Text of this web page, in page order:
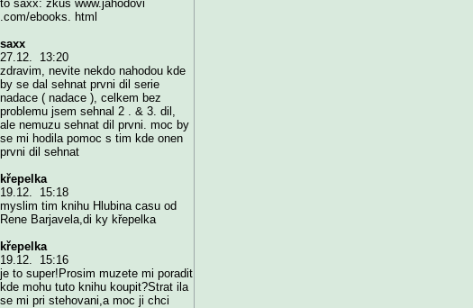
to saxx: zkus www.jahodovi
.com/ebooks. html
saxx
27.12. 13:20
zdravim, nevite nekdo nahodou kde
by se dal sehnat prvni dil serie
nadace ( nadace ), celkem bez
problemu jsem sehnal 2 . & 3. dil,
ale nemuzu sehnat dil prvni. moc by
se mi hodila pomoc s tim kde onen
prvni dil sehnat
křepelka
19.12. 15:18
myslim tim knihu Hlubina casu od
Rene Barjavela,di ky křepelka
křepelka
19.12. 15:16
je to super!Prosim muzete mi poradit
kde mohu tuto knihu koupit?Strat ila
se mi pri stehovani,a moc ji chci